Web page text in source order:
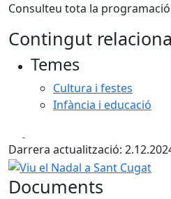
Consulteu tota la
Contingut
Temes
Cultura i festes
Infància i educació
Darrera actualització:
Viu el Nadal a Sant Cugat
Documents